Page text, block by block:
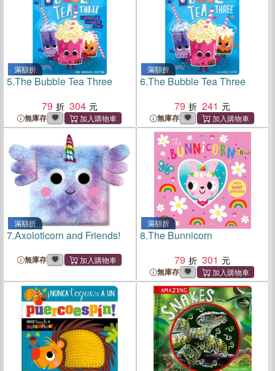
滿額折
5.The Bubble Tea Three
79
304
無庫存
滿額折
6.The Bubble Tea Three
79
241
無庫存
滿額折
7.Axolotlcorn and Friends!
無庫存
滿額折
8.The Bunnicorn
79
301
無庫存